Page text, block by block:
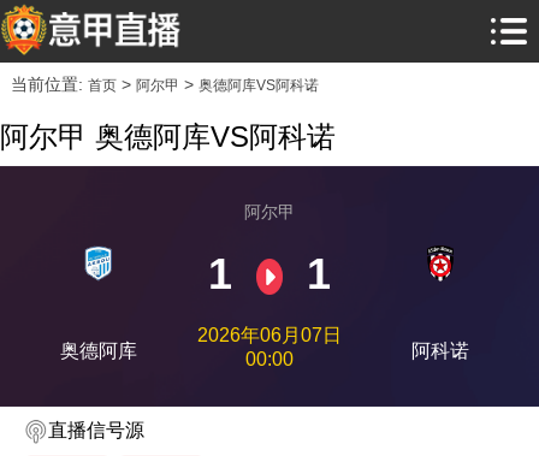
当前位置: 首页> 阿尔甲 > 奥德阿库VS阿科诺
阿尔甲 奥德阿库VS阿科诺
奥德阿库
阿尔甲
1 1
2026年06月07日
00:00
阿科诺
直播信号源